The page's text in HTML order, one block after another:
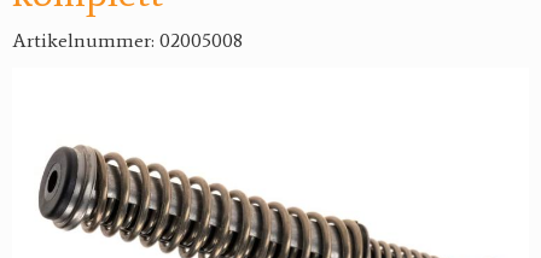
Artikelnummer: 02005008